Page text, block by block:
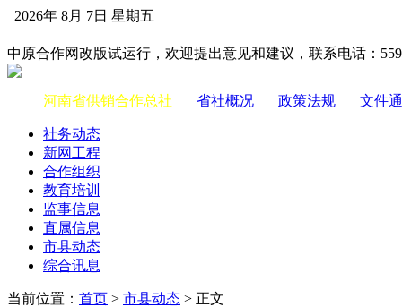
2026年 8月 7日 星期五
中原合作网改版试运行，欢迎提出意见和建议，联系电话：
河南省供销合作总社 省社概况 政策法规 文件
社务动态
新网工程
合作组织
教育培训
监事信息
直属信息
市县动态
综合讯息
当前位置： 首页 > 市县动态 > 正文